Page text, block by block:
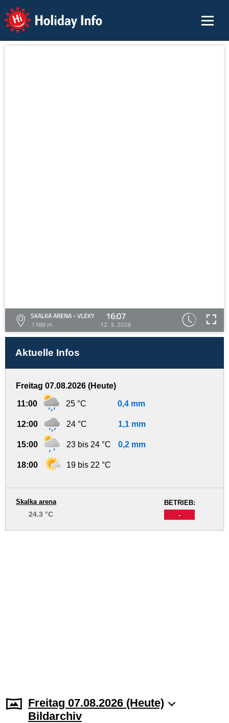
Holiday Info
SKALKA ARENA - VLEKY
1188 m
16:07
12. 3. 2026
Aktuelle Infos
Freitag 07.08.2026 (Heute)
11:00 25 °C 0,4 mm
12:00 24 °C 1,1 mm
15:00 23 bis 24 °C 0,2 mm
18:00 19 bis 22 °C
BETRIEB:
-
Skalka arena
24.3 °C
Freitag 07.08.2026 (Heute)
Bildarchiv